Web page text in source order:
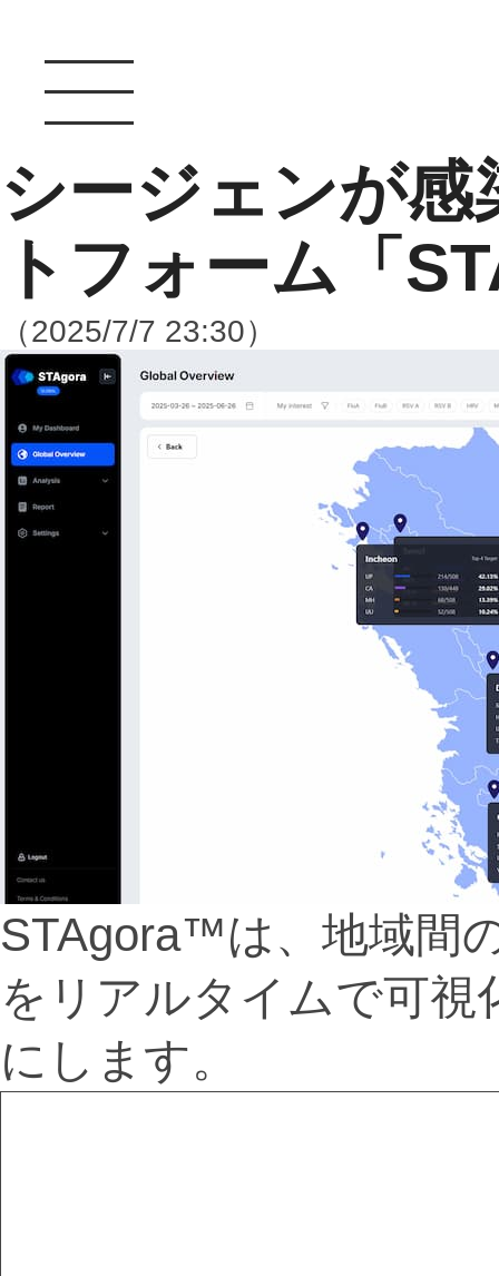
シージェンが
トフォーム「
（2025/7/7 23:30）
STAgora™は、地域間
をリアルタイムで可視
にします。